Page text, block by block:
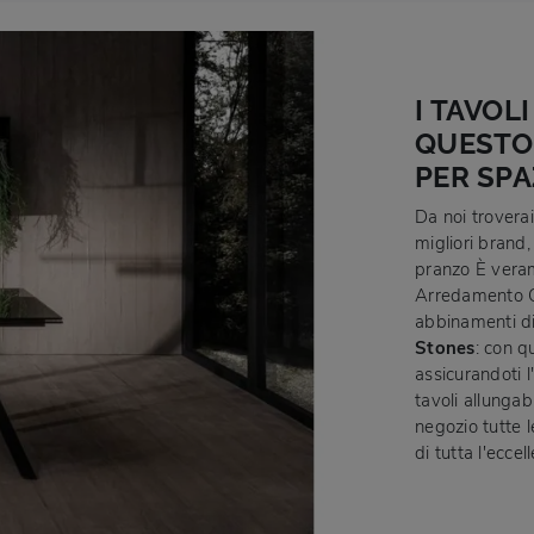
I
PER
Da noi
migliori
pranzo È
Arredamento
abbinamenti
Stones: con
assicurandoti
tavoli
negozio tutte
di tutta